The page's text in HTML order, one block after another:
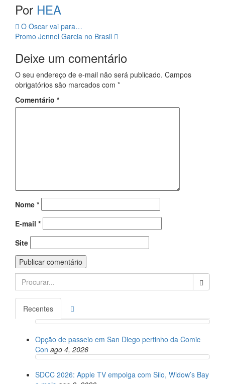
Por HEA
Navegação
da
Postagem
O Oscar vai para…
Promo Jennel Garcia no Brasil
Deixe um comentário
O seu endereço de e-mail não será publicado. Campos
obrigatórios são marcados com *
Comentário *
Nome *
E-mail *
Site
Search
for:
Recentes
Opção de passeio em San Diego pertinho da Comic
Con ago 4, 2026
SDCC 2026: Apple TV empolga com Silo, Widow’s Bay